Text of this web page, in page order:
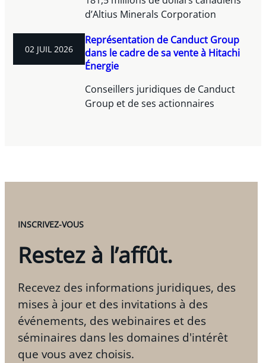
d’Altius Minerals Corporation
02 JUIL 2026
Représentation de Canduct Group
dans le cadre de sa vente à Hitachi
Énergie
Conseillers juridiques de Canduct
Group et de ses actionnaires
INSCRIVEZ-VOUS
Restez à l’affût.
Recevez des informations juridiques, des
mises à jour et des invitations à des
événements, des webinaires et des
séminaires dans les domaines d'intérêt
que vous avez choisis.